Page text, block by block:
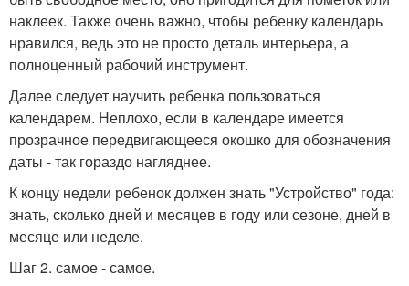
наклеек. Также очень важно, чтобы ребенку календарь
нравился, ведь это не просто деталь интерьера, а
полноценный рабочий инструмент.
Далее следует научить ребенка пользоваться
календарем. Неплохо, если в календаре имеется
прозрачное передвигающееся окошко для обозначения
даты - так гораздо нагляднее.
К концу недели ребенок должен знать "Устройство" года:
знать, сколько дней и месяцев в году или сезоне, дней в
месяце или неделе.
Шаг 2. самое - самое.